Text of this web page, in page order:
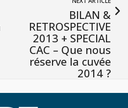
BILAN &
RETROSPECTIVE
2013 + SPECIAL
CAC – Que nous
réserve la cuvée
2014 ?